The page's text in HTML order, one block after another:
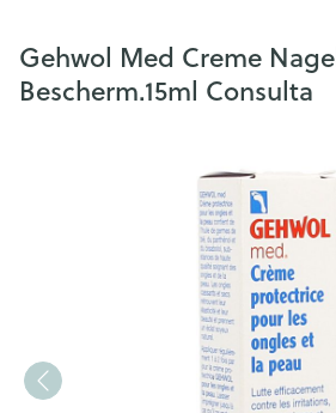
Gehwol Med Creme
Bescherm.15ml Consulta